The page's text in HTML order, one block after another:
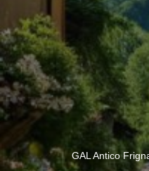
GAL Antico